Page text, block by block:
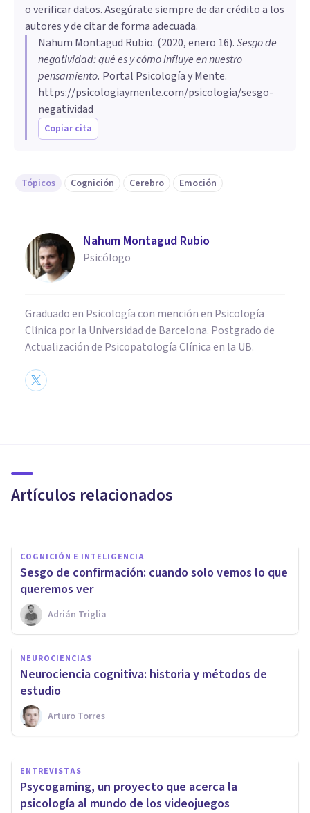
o verificar datos. Asegúrate siempre de dar crédito a los
autores y de citar de forma adecuada.
Nahum Montagud Rubio. (2020, enero 16).Sesgo de
negatividad: qué es y cómo influye en nuestro
pensamiento. Portal Psicología y Mente.
https://psicologiaymente.com/psicologia/sesgo-
negatividad
Copiar cita
Tópicos Cognición Cerebro Emoción
Nahum Montagud Rubio
Psicólogo
Graduado en Psicología con mención en Psicología
Clínica por la Universidad de Barcelona. Postgrado de
Actualización de Psicopatología Clínica en la UB.
Artículos relacionados
funcionamiento
COGNICIÓN E INTELIGENCIA
Sesgo de confirmación: cuando solo vemos lo que
queremos ver
Adrián Triglia
NEUROCIENCIAS
Neurociencia cognitiva: historia y métodos de
estudio
Arturo Torres
El poder de las emociones (9
claves científicas)
Grecia Guzmán Martínez
ENTREVISTAS
Psycogaming, un proyecto que acerca la
psicología al mundo de los videojuegos